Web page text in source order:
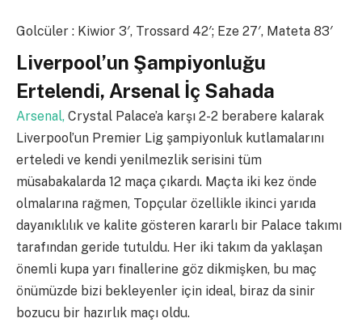
Golcüler : Kiwior 3′, Trossard 42′; Eze 27′, Mateta 83′
Liverpool’un Şampiyonluğu
Ertelendi, Arsenal İç Sahada
Arsenal, Crystal Palace’a karşı 2-2 berabere kalarak
Liverpool’un Premier Lig şampiyonluk kutlamalarını
erteledi ve kendi yenilmezlik serisini tüm
müsabakalarda 12 maça çıkardı. Maçta iki kez önde
olmalarına rağmen, Topçular özellikle ikinci yarıda
dayanıklılık ve kalite gösteren kararlı bir Palace takımı
tarafından geride tutuldu. Her iki takım da yaklaşan
önemli kupa yarı finallerine göz dikmişken, bu maç
önümüzde bizi bekleyenler için ideal, biraz da sinir
bozucu bir hazırlık maçı oldu.